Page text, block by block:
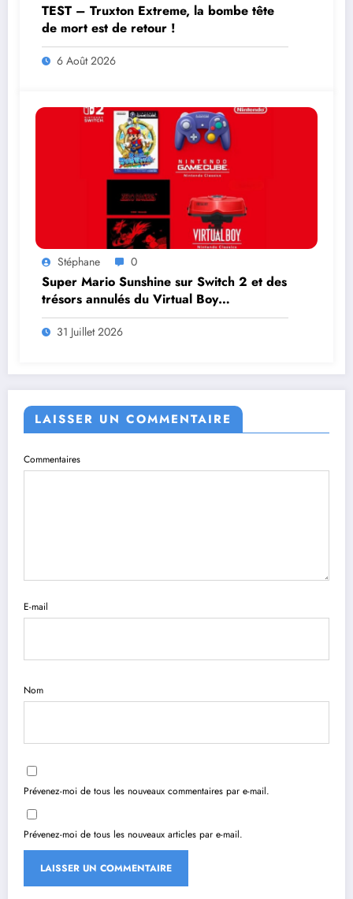
TEST – Truxton Extreme, la bombe tête
de mort est de retour !
6 Août 2026
Stéphane 0
Super Mario Sunshine sur Switch 2 et des
trésors annulés du Virtual Boy
débarquent en août
31 Juillet 2026
LAISSER UN COMMENTAIRE
Commentaires
E-mail
Nom
Prévenez-moi de tous les nouveaux commentaires par e-mail.
Prévenez-moi de tous les nouveaux articles par e-mail.